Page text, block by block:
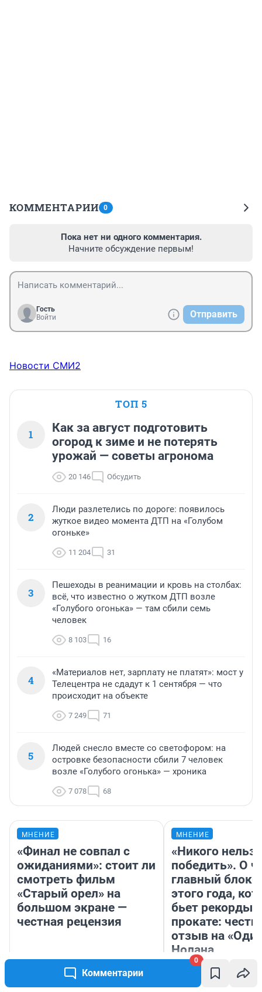
Комментарии
0
КОММЕНТАРИИ 0
Пока нет ни одного комментария.
Начните обсуждение первым!
Гость
Войти
Отправить
Новости СМИ2
ТОП 5
1
Как за август подготовить
огород к зиме и не потерять
урожай — советы агронома
20 146 Обсудить
2
Люди разлетелись по дороге: появилось
жуткое видео момента ДТП на «Голубом
огоньке»
11 204 31
3
Пешеходы в реанимации и кровь на столбах:
всё, что известно о жутком ДТП возле
«Голубого огонька» — там сбили семь
человек
8 103 16
4
«Материалов нет, зарплату не платят»: мост у
Телецентра не сдадут к 1 сентября — что
происходит на объекте
7 249 71
5
Людей снесло вместе со светофором: на
островке безопасности сбили 7 человек
возле «Голубого огонька» — хроника
7 078 68
МНЕНИЕ
«Финал не совпал с
ожиданиями»: стоит ли
смотреть фильм
«Старый орел» на
большом экране —
честная рецензия
Надежда Губарь
МНЕНИЕ
«Никого нельзя
победить». О
главный
этого года,
бьет рекорды в
прокате:
отзыв на
Нолана
Стас Соколов
Эксперт